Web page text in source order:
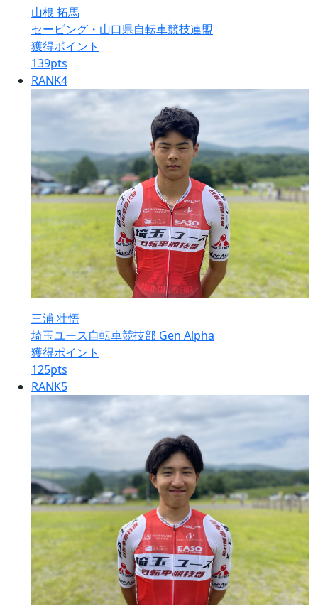
山根 拓馬
セービング・山口県自転車競技連盟
獲得ポイント
139pts
RANK4
三浦 壮悟
埼玉ユース自転車競技部 Gen Alpha
獲得ポイント
125pts
RANK5